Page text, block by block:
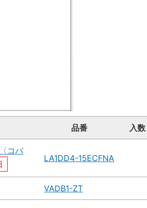
品番 入数
コバ
LA1DD4-15ECFNA
VADB1-ZT